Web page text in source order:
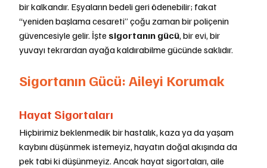
bir kalkandır. Eşyaların bedeli geri ödenebilir; fakat
“yeniden başlama cesareti” çoğu zaman bir poliçenin
güvencesiyle gelir. İşte sigortanın gücü, bir evi, bir
yuvayı tekrardan ayağa kaldırabilme gücünde saklıdır.
Sigortanın Gücü: Aileyi Korumak
Hayat Sigortaları
Hiçbirimiz beklenmedik bir hastalık, kaza ya da yaşam
kaybını düşünmek istemeyiz, hayatın doğal akışında da
pek tabi ki düşünmeyiz. Ancak hayat sigortaları, aile